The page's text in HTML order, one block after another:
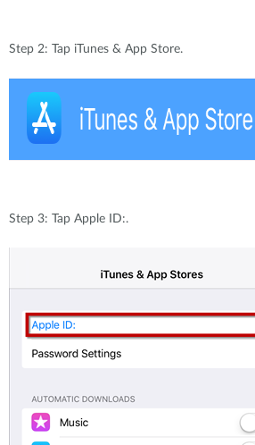
Step 2: Tap iTunes & App Store.
Step 3: Tap Apple ID:.